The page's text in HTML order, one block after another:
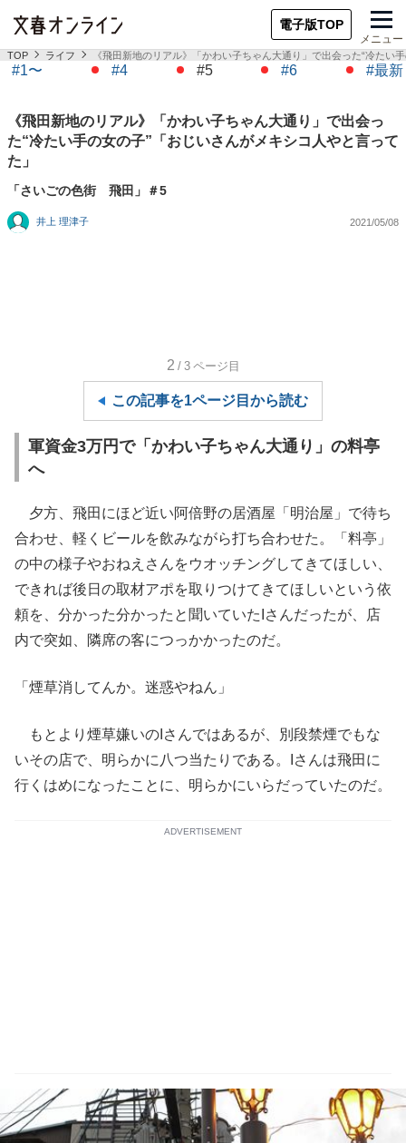
電子版TOP
メニュー
TOP ライフ 《飛田新地のリアル》「かわい子ちゃん大通り」で出会った“冷たい
#1〜 #4 #5 #6 #最新
《飛田新地のリアル》「かわい子ちゃん大通り」で出会っ
た“冷たい手の女の子”「おじいさんがメキシコ人やと言って
た」
「さいごの色街 飛田」＃5
井上 理津子 2021/05/08
2 /3 ページ目
この記事を1ページ目から読む
軍資金3万円で「かわい子ちゃん大通り」の料亭
へ
夕方、飛田にほど近い阿倍野の居酒屋「明治屋」で待ち
合わせ、軽くビールを飲みながら打ち合わせた。「料亭」
の中の様子やおねえさんをウオッチングしてきてほしい、
できれば後日の取材アポを取りつけてきてほしいという依
頼を、分かった分かったと聞いていたIさんだったが、店
内で突如、隣席の客につっかかったのだ。
「煙草消してんか。迷惑やねん」
もとより煙草嫌いのIさんではあるが、別段禁煙でもな
いその店で、明らかに八つ当たりである。Iさんは飛田に
行くはめになったことに、明らかにいらだっていたのだ。
ADVERTISEMENT